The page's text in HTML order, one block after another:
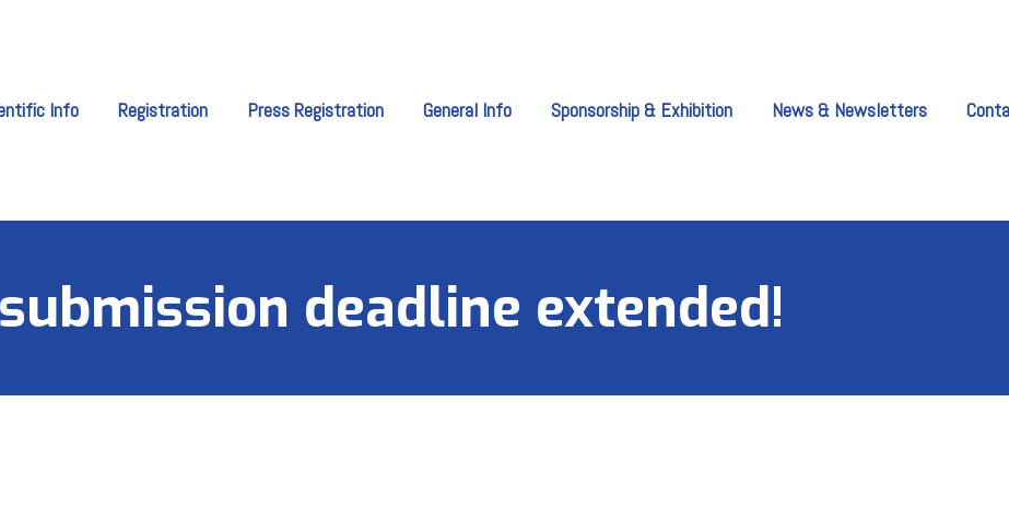
Info Registration Press Registration General Info Sponsorship & Exhibition News & Newsletters
deadline extended!